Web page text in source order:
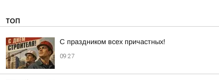
ТОП
С праздником всех причастных!
09:27